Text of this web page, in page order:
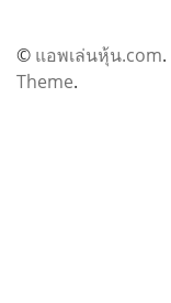
© แอพเล่นหุ้น.com.
Theme.